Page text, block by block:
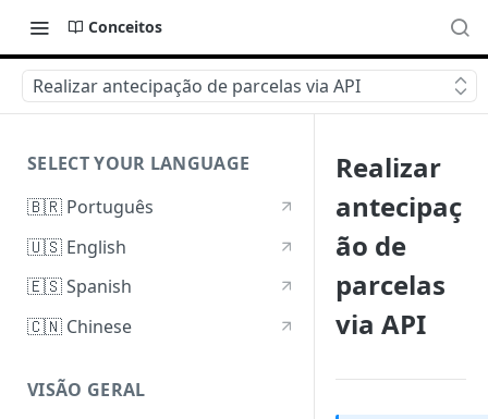
Conceitos
Realizar antecipação de parcelas via API
SELECT YOUR LANGUAGE
🇧🇷 Português
🇺🇸 English
🇪🇸 Spanish
🇨🇳 Chinese
VISÃO GERAL
Realizar
antecipaç
ão de
parcelas
via API